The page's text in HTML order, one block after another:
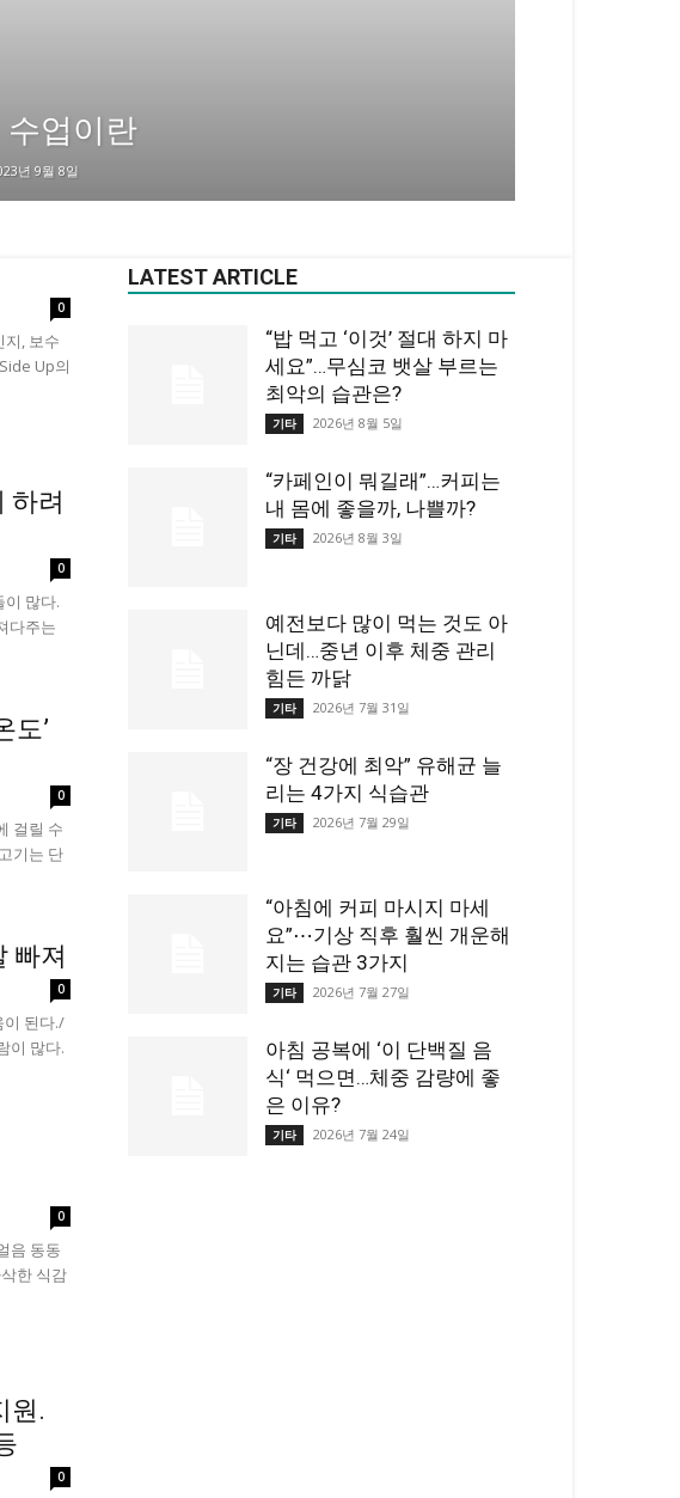
수업이란
년 9월 8일
0
, 보수
Up의
하려
0
많다.
다주는
도’
0
걸릴 수
기는 단
빠져
0
이 된다./
이 많다.
0
음 동동
한 식감
원.
0
LATEST ARTICLE
“밥 먹고 ‘이것’ 절대 하지 마
세요”…무심코 뱃살 부르는
최악의 습관은?
기타 2026년 8월 5일
“카페인이 뭐길래”…커피는
내 몸에 좋을까, 나쁠까?
기타 2026년 8월 3일
예전보다 많이 먹는 것도 아
닌데…중년 이후 체중 관리
힘든 까닭
기타 2026년 7월 31일
“장 건강에 최악” 유해균 늘
리는 4가지 식습관
기타 2026년 7월 29일
“아침에 커피 마시지 마세
요”⋯기상 직후 훨씬 개운해
지는 습관 3가지
기타 2026년 7월 27일
아침 공복에 ‘이 단백질 음
식‘ 먹으면…체중 감량에 좋
은 이유?
기타 2026년 7월 24일